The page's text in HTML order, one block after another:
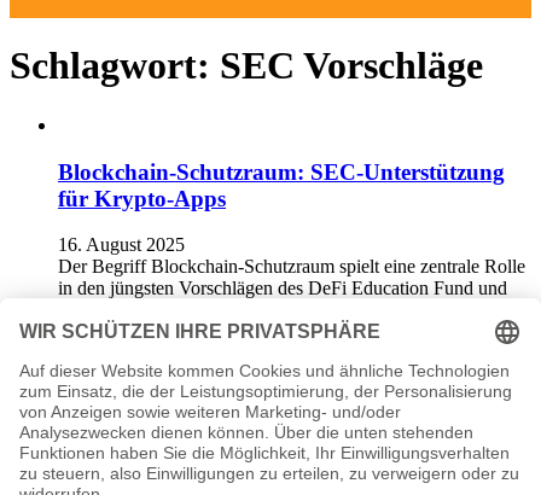
Schlagwort: SEC Vorschläge
Blockchain-Schutzraum: SEC-Unterstützung
für Krypto-Apps
16. August 2025
Der Begriff Blockchain-Schutzraum spielt eine zentrale Rolle
in den jüngsten Vorschlägen des DeFi Education Fund und
DeFi Regulierung: Paul Atkins fordert weniger
Hürden
9. Juni 2025